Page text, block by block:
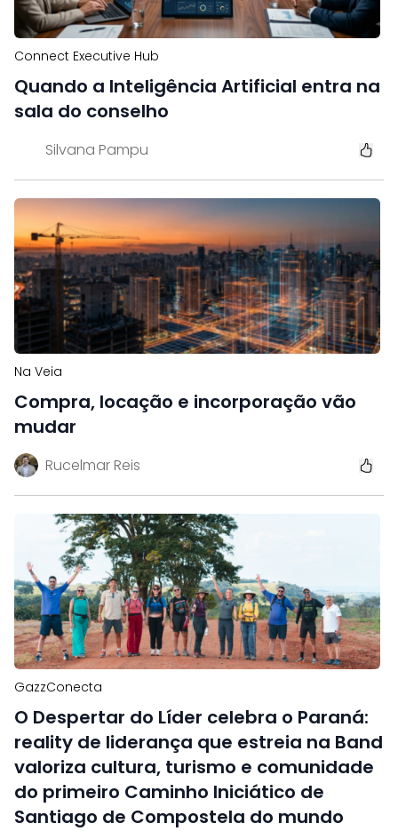
Connect Executive Hub
Quando a Inteligência Artificial entra na
sala do conselho
Silvana Pampu
Na Veia
Compra, locação e incorporação vão
mudar
Rucelmar Reis
GazzConecta
O Despertar do Líder celebra o Paraná:
reality de liderança que estreia na Band
valoriza cultura, turismo e comunidade
do primeiro Caminho Iniciático de
Santiago de Compostela do mundo